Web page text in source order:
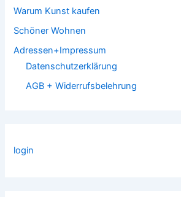
Warum Kunst kaufen
Schöner Wohnen
Adressen+Impressum
Datenschutzerklärung
AGB + Widerrufsbelehrung
login